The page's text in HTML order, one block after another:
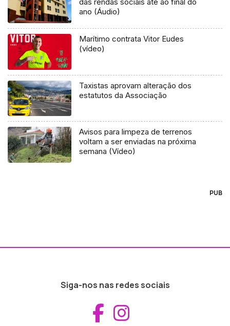
ano (Áudio)
Marítimo contrata Vitor Eudes
(vídeo)
Taxistas aprovam alteração dos
estatutos da Associação
Avisos para limpeza de terrenos
voltam a ser enviadas na próxima
semana (Vídeo)
PUB
Siga-nos nas redes sociais
Aceder ao